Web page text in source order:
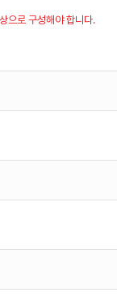
으로 구성해야 합니다.